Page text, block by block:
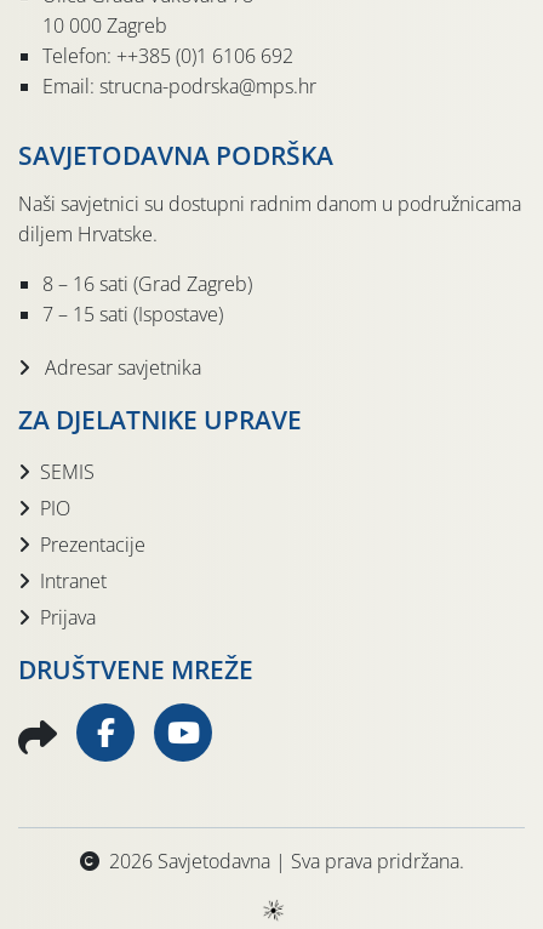
10 000 Zagreb
Telefon: ++385 (0)1 6106 692
Email: strucna-podrska@mps.hr
SAVJETODAVNA PODRŠKA
Naši savjetnici su dostupni radnim danom u podružnicama
diljem Hrvatske.
8 – 16 sati (Grad Zagreb)
7 – 15 sati (Ispostave)
Adresar savjetnika
ZA DJELATNIKE UPRAVE
SEMIS
PIO
Prezentacije
Intranet
Prijava
DRUŠTVENE MREŽE
2026 Savjetodavna | Sva prava pridržana.